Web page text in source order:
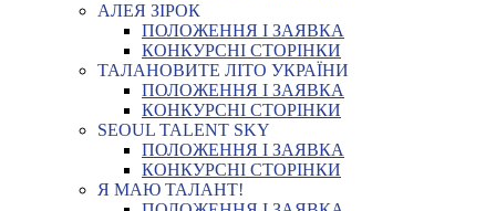
АЛЕЯ ЗІРОК
ПОЛОЖЕННЯ І ЗАЯВКА
КОНКУРСНІ СТОРІНКИ
ТАЛАНОВИТЕ ЛІТО УКРАЇНИ
ПОЛОЖЕННЯ І ЗАЯВКА
КОНКУРСНІ СТОРІНКИ
SEOUL TALENT SKY
ПОЛОЖЕННЯ І ЗАЯВКА
КОНКУРСНІ СТОРІНКИ
Я МАЮ ТАЛАНТ!